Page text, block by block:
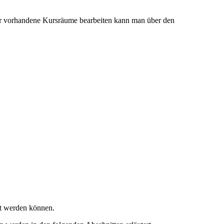
Kursräume bearbeiten kann man über den
können.